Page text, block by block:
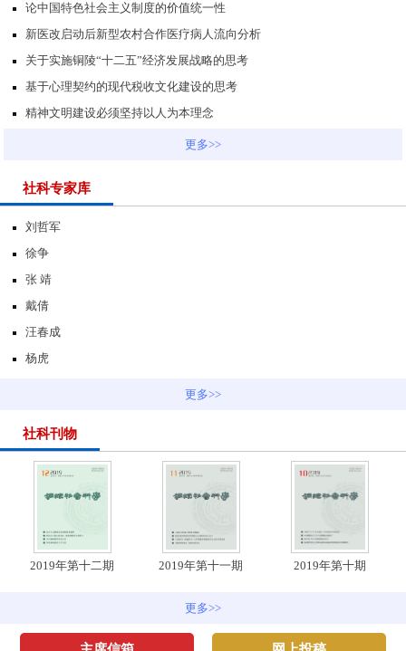
论中国特色社会主义制度的价值统一性
新医改启动后新型农村合作医疗病人流向分析
关于实施铜陵“十二五”经济发展战略的思考
基于心理契约的现代税收文化建设的思考
精神文明建设必须坚持以人为本理念
更多>>
社科专家库
刘哲军
徐争
张 靖
戴倩
汪春成
杨虎
更多>>
社科刊物
2019年第十二期 2019年第十一期 2019年第十期
更多>>